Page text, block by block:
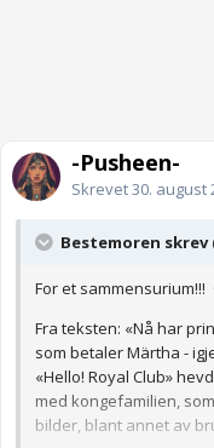
-Pusheen-
Skrevet30. august
Bestemoren skrev
For et
Fra teksten: «Nå har
som betaler Märtha -
«Hello! Royal Club»
med kongefamilien,
bilder, blant annet av